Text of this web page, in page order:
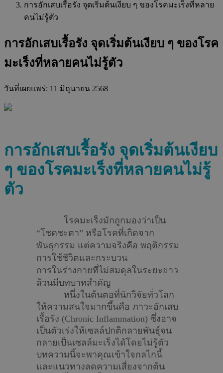
การอักเสบเรื้อรัง จุดเริ่มต้นเงียบ ๆ ของโรคมะเร็งที่หลาย
คนไม่รู้ตัว
การอักเสบเรื้อรัง จุดเริ่มต้นเงียบ ๆ ของโรค
มะเร็งที่หลายคนไม่รู้ตัว
วันที่เผยแพร่: 11 มิถุนายน 2568
การอักเสบเรื้อรัง จุดเริ่มต้นเงียบ
ๆ ของโรคมะเร็งที่หลายคนไม่รู้
ตัว
โรคมะเร็งมักถูกมองว่าเป็น
“โชคชะตา” หรือโรคที่เกิดจาก
พันธุกรรม แต่ความจริงคือ พฤติกรรม
การใช้ชีวิตและกระบวน
การในร่างกายที่ไม่สมดุลในระยะยาว
ล้วนมีบทบาทสำคัญ
หนึ่งในต้นตอที่นักวิจัยทั่วโลก
ให้ความสนใจมากขึ้นคือ ภาวะอักเสบ
เรื้อรัง (Chronic Inflammation) ซึ่งอาจ
เป็นตัวเร่งให้เซลล์ปกติกลายพันธุ์จน
กลายเป็นเซลล์มะเร็งได้โดยไม่รู้ตัว
บทความนี้จะพาคุณเข้าใจกลไกนี้
และแนวทางลดความเสี่ยงจากต้น